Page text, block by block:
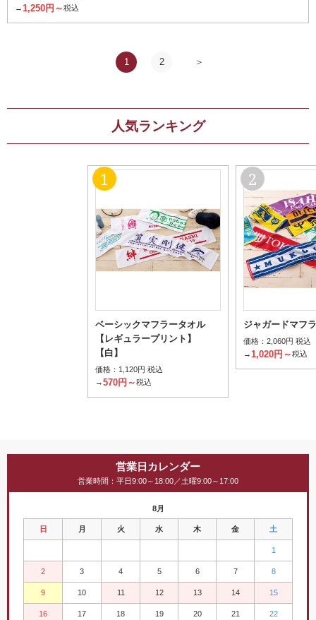
→ 1,250円～税込
1 2
人気ランキング
ベーシックマフラータオル
【レギュラープリント】
【白】
価格： 1,120円 税込
→570円～税込
ジャガードマフ
価格： 2,060円 税込
→1,020円～税込
営業日カレンダー
営業時間：平日9:00～18:00／土曜9:00～17:00
8月
日 月 火 水 木 金 土
1
2 3 4 5 6 7 8
9 10 11 12 13 14 15
16 17 18 19 20 21 22